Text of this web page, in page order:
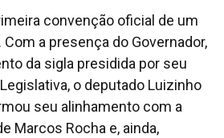
convenção oficial de um
a presença do Governador,
da sigla presidida por seu
o deputado Luizinho
seu alinhamento com a
Marcos Rocha e, ainda,